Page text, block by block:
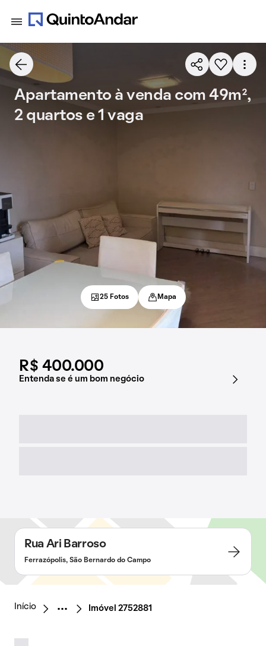
R$ 400.000
Entenda se é um bom negócio
Apartamento à venda com 49m²,
2 quartos e 1 vaga
25 Fotos Mapa
Rua Ari Barroso
Ferrazópolis, São Bernardo do Campo
Início Imóvel 2752881